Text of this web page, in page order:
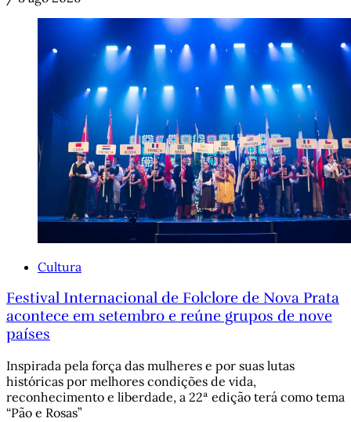
Cultura
Festival Internacional de Folclore de Nova Prata
acontece em setembro e reúne grupos de nove
países
Inspirada pela força das mulheres e por suas lutas
históricas por melhores condições de vida,
reconhecimento e liberdade, a 22ª edição terá como tema
“Pão e Rosas”